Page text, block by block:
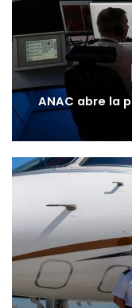
ANAC abre la